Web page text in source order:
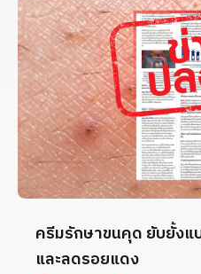
ครีมรักษาขนคุด ยับยั้งแ
และลดรอยแดง